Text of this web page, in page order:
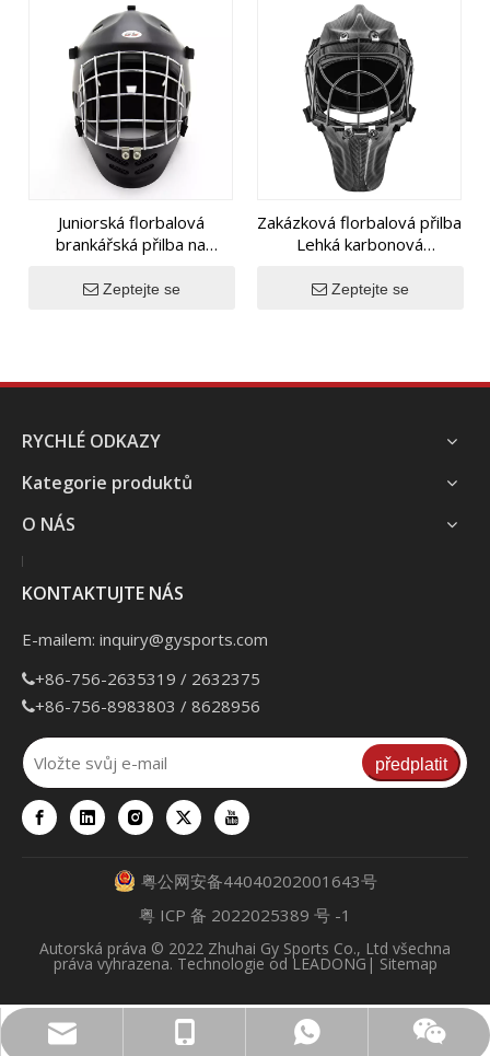
Juniorská florbalová
brankářská přilba na
florbalového brankáře
Zeptejte se
Zakázková florbalová přilba
Lehká karbonová
přilba
Zeptejte se
RYCHLÉ ODKAZY
Kategorie produktů
O NÁS
KONTAKTUJTE NÁS
E-mailem: inquiry@gysports.com
+86-756-2635319 / 2632375
+86-756-8983803 / 8628956
předplatit
inquiry@gysports.com
+86 13902860652
+86 13377561163
QR kód WeChat
粤公网安备44040202001643号
粤 ICP 备 2022025389 号 -1
Autorská práva © 2022 Zhuhai Gy Sports Co., Ltd všechna
práva vyhrazena. Technologie od LEADONG | Sitemap